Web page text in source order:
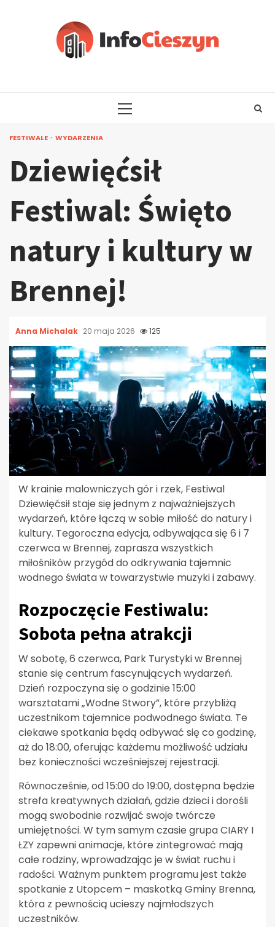
PRIMARY
FESTIWALE WYDARZENIA
Dziewięćsił
Festiwal: Święto
natury i kultury w
Brennej!
Anna Michalak 20 maja 2026 125
W krainie malowniczych gór i rzek, Festiwal
Dziewięćsił staje się jednym z najważniejszych
wydarzeń, które łączą w sobie miłość do natury i
kultury. Tegoroczna edycja, odbywająca się 6 i 7
czerwca w Brennej, zaprasza wszystkich
miłośników przygód do odkrywania tajemnic
wodnego świata w towarzystwie muzyki i zabawy.
Rozpoczęcie Festiwalu:
Sobota pełna atrakcji
W sobotę, 6 czerwca, Park Turystyki w Brennej
stanie się centrum fascynujących wydarzeń.
Dzień rozpoczyna się o godzinie 15:00
warsztatami „Wodne Stwory”, które przybliżą
uczestnikom tajemnice podwodnego świata. Te
ciekawe spotkania będą odbywać się co godzinę,
aż do 18:00, oferując każdemu możliwość udziału
bez konieczności wcześniejszej rejestracji.
Równocześnie, od 15:00 do 19:00, dostępna będzie
strefa kreatywnych działań, gdzie dzieci i dorośli
mogą swobodnie rozwijać swoje twórcze
umiejętności. W tym samym czasie grupa CIARY I
ŁZY zapewni animacje, które zintegrować mają
całe rodziny, wprowadzając je w świat ruchu i
radości. Ważnym punktem programu jest także
spotkanie z Utopcem – maskotką Gminy Brenna,
która z pewnością ucieszy najmłodszych
uczestników.